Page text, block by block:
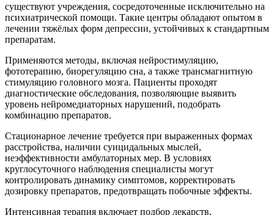
существуют учреждения, сосредоточенные исключительно на
психиатрической помощи. Такие центры обладают опытом в
лечении тяжёлых форм депрессии, устойчивых к стандартным
препаратам.
Применяются методы, включая нейростимуляцию,
фототерапию, биорегуляцию сна, а также трансмагнитную
стимуляцию головного мозга. Пациенты проходят
диагностические обследования, позволяющие выявить
уровень нейромедиаторных нарушений, подобрать
комбинацию препаратов.
Стационарное лечение требуется при выраженных формах
расстройства, наличии суицидальных мыслей,
неэффективности амбулаторных мер. В условиях
круглосуточного наблюдения специалисты могут
контролировать динамику симптомов, корректировать
дозировку препаратов, предотвращать побочные эффекты.
Интенсивная терапия включает подбор лекарств,